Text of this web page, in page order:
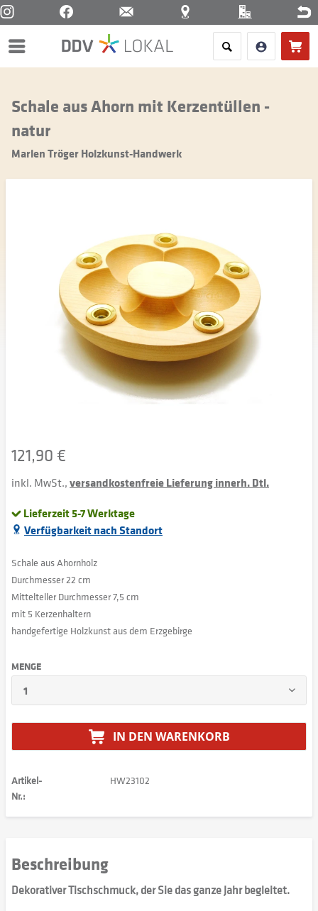
Menü
Schale aus Ahorn mit Kerzentüllen -
natur
Marlen Tröger Holzkunst-Handwerk
121,90 €
inkl. MwSt.,versandkostenfreie Lieferung innerh. Dtl.
Lieferzeit 5-7 Werktage
Verfügbarkeit nach Standort
Schale aus Ahornholz
Durchmesser 22 cm
Mittelteller Durchmesser 7,5 cm
mit 5 Kerzenhaltern
handgefertige Holzkunst aus dem Erzgebirge
MENGE
IN DEN WARENKORB
Artikel-
Nr.:
HW23102
Beschreibung
Dekorativer Tischschmuck, der Sie das ganze Jahr begleitet.